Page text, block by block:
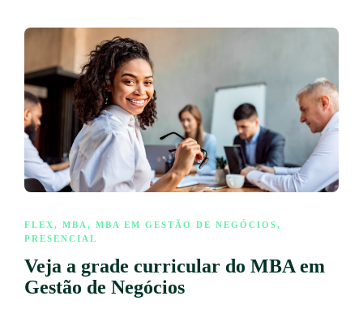
FLEX, MBA , MBA EM GESTÃO DE NEGÓCIOS,
PRESENCIAL
Veja a grade curricular do MBA em
Gestão de Negócios